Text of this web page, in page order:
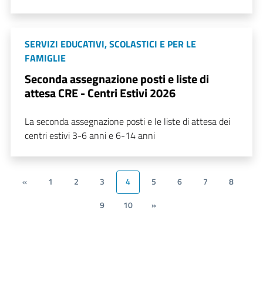
SERVIZI EDUCATIVI, SCOLASTICI E PER LE
FAMIGLIE
Seconda assegnazione posti e liste di
attesa CRE - Centri Estivi 2026
La seconda assegnazione posti e le liste di attesa dei
centri estivi 3-6 anni e 6-14 anni
« 1 2 3 4 5 6 7
8
9
10 »